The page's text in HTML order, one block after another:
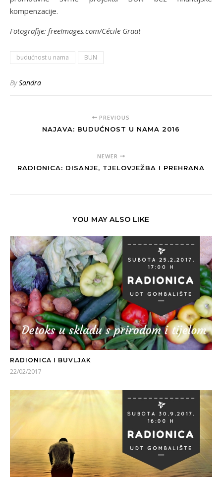
kompenzacije.
Fotografije: freeImages.com/Cécile Graat
budućnost u nama BUN
BySandra
PREVIOUS
NAJAVA: BUDUĆNOST U NAMA 2016
NEWER
RADIONICA: DISANJE, TJELOVJEŽBA I PREHRANA
YOU MAY ALSO LIKE
RADIONICA I BUVLJAK
22/02/2017